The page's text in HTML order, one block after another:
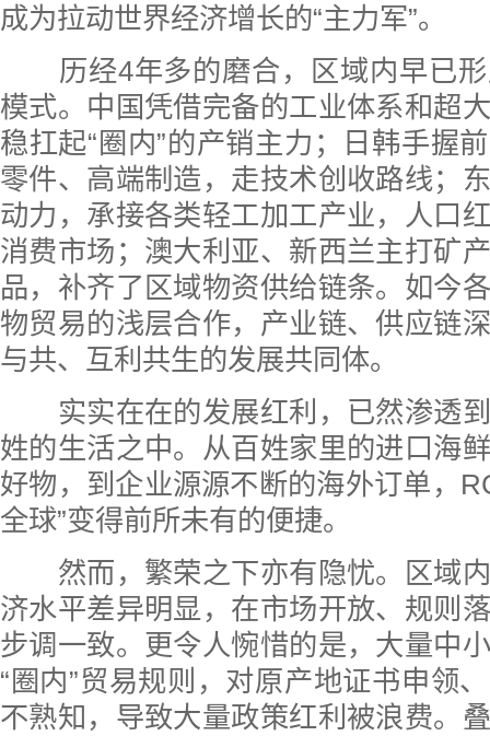
成为拉动世界经济增长的“主力军”。
历经4年多的磨合，区域内早已形
模式。中国凭借完备的工业体系和超
稳扛起“圈内”的产销主力；日韩手握
零件、高端制造，走技术创收路线；
动力，承接各类轻工加工产业，人口
消费市场；澳大利亚、新西兰主打矿
品，补齐了区域物资供给链条。如今
物贸易的浅层合作，产业链、供应链
与共、互利共生的发展共同体。
实实在在的发展红利，已然渗透到
姓的生活之中。从百姓家里的进口海
好物，到企业源源不断的海外订单，
全球”变得前所未有的便捷。
然而，繁荣之下亦有隐忧。区域内
济水平差异明显，在市场开放、规则
步调一致。更令人惋惜的是，大量中
“圈内”贸易规则，对原产地证书申领
不熟知，导致大量政策红利被浪费。